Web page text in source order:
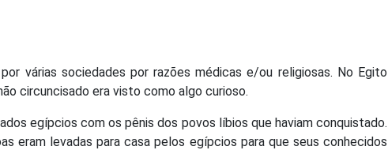
várias sociedades por razões médicas e/ou religiosas. No Egito
circuncisado era visto como algo curioso.
egípcios com os pênis dos povos líbios que haviam conquistado.
eram levadas para casa pelos egípcios para que seus conhecidos